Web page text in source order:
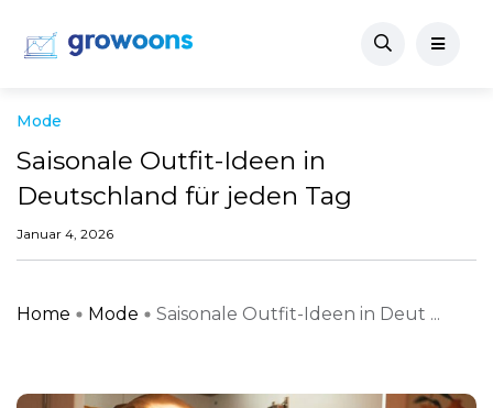
Mode
Saisonale Outfit-Ideen in
Deutschland für jeden Tag
Januar 4, 2026
Home Mode Saisonale Outfit-Ideen in Deut ...